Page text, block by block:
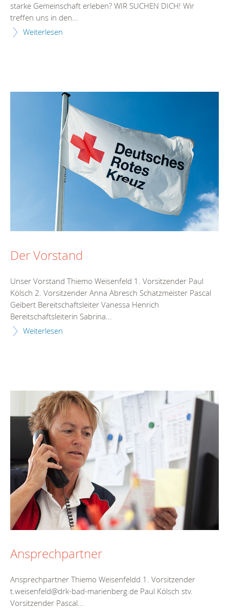
starke Gemeinschaft erleben? WIR SUCHEN DICH! Wir
treffen uns in den...
Weiterlesen
Der Vorstand
Unser Vorstand Thiemo Weisenfeld 1. Vorsitzender Paul
Kölsch 2. Vorsitzender Anna Abresch Schatzmeister Pascal
Geibert Bereitschaftsleiter Vanessa Henrich
Bereitschaftsleiterin Sabrina...
Weiterlesen
Ansprechpartner
Ansprechpartner Thiemo Weisenfeldd 1. Vorsitzender
t.weisenfeld@drk-bad-marienberg.de Paul Kölsch stv.
Vorsitzender Pascal...